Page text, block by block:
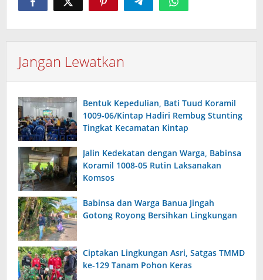
Jangan Lewatkan
Bentuk Kepedulian, Bati Tuud Koramil
1009-06/Kintap Hadiri Rembug Stunting
Tingkat Kecamatan Kintap
Jalin Kedekatan dengan Warga, Babinsa
Koramil 1008-05 Rutin Laksanakan
Komsos
Babinsa dan Warga Banua Jingah
Gotong Royong Bersihkan Lingkungan
Ciptakan Lingkungan Asri, Satgas TMMD
ke-129 Tanam Pohon Keras